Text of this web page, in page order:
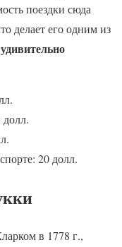
поездки сюда
делает его одним из
20 долл.
в 1778 г.,